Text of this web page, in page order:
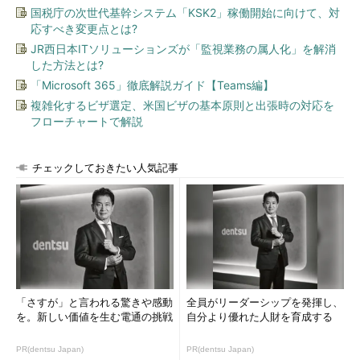
国税庁の次世代基幹システム「KSK2」稼働開始に向けて、対
応すべき変更点とは?
JR西日本ITソリューションズが「監視業務の属人化」を解消
した方法とは?
「Microsoft 365」徹底解説ガイド【Teams編】
複雑化するビザ選定、米国ビザの基本原則と出張時の対応を
フローチャートで解説
チェックしておきたい人気記事
「さすが」と言われる驚きや感動
を。新しい価値を生む電通の挑戦
PR(dentsu Japan)
全員がリーダーシップを発揮し、
自分より優れた人財を育成する
PR(dentsu Japan)